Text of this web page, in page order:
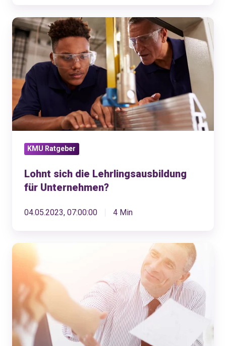
Lohnt
sich
die
Lehrlingsausbildung
für
Unternehmen?
KMU Ratgeber
Lohnt sich die Lehrlingsausbildung
für Unternehmen?
04.05.2023, 07:00:00 4 Min
Arbeitszeugnis
und
Beispiele